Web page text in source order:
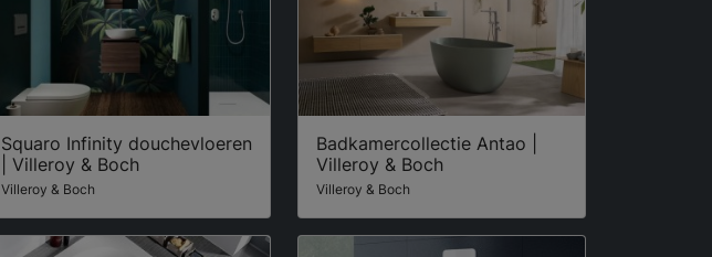
Squaro Infinity douchevloeren
| Villeroy & Boch
Villeroy & Boch
Badkamercollectie Antao |
Villeroy & Boch
Villeroy & Boch